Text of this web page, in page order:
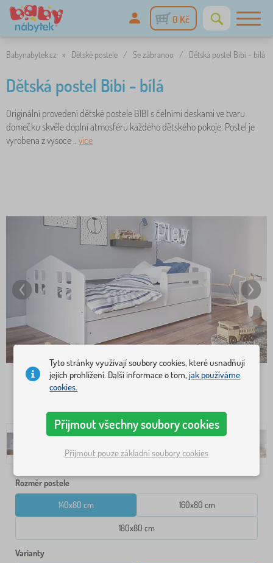
0 Kč
Babynabytek.cz » Dětské postele / Se zábranou / Dětská postel Bibi - bílá
Dětská postel Bibi - bílá
Originální provedení dětské postele BIBI s čelními deskami ve tvaru
domečku skvěle doplní atmosféru každého dětského pokoje. Postel je
vyrobena z vysoce .. více
Rozměr postele
140x80 cm 160x80 cm
180x80 cm
Varianty
Tyto stránky využívají soubory cookies, které usnadňují
jejich prohlížení. Další informace o tom,jak používáme
cookies.
Přijmout všechny soubory cookies
Přijmout pouze základní soubory cookies